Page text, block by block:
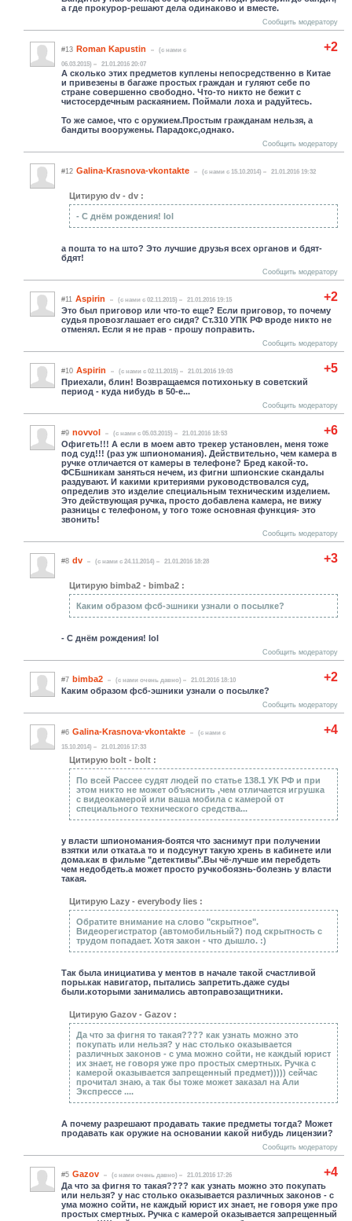
а где прокурор-решают дела одинаково и вместе.
Сообщить модератору
+2
#13 Roman Kapustin
(c нами с
06.03.2015)
21.01.2016 20:07
А сколько этих предметов куплены непосредственно в Китае
и привезены в багаже простых граждан и гуляют себе по
стране совершенно свободно. Что-то никто не бежит с
чистосердечным раскаянием. Поймали лоха и радуйтесь.
То же самое, что с оружием.Простым гражданам нельзя, а
бандиты вооружены. Парадокс,однако.
Сообщить модератору
#12 Galina-Krasnova-vkontakte (c нами с 15.10.2014) 21.01.2016 19:32
Цитирую dv - dv :
- С днём рождения! lol
а пошта то на што? Это лучшие друзья всех органов и бдят-
бдят!
Сообщить модератору
+2
#11 Aspirin (c нами с 02.11.2015) 21.01.2016 19:15
Это был приговор или что-то еще? Если приговор, то почему
судья провозглашает его сидя? Ст.310 УПК РФ вроде никто не
отменял. Если я не прав - прошу поправить.
Сообщить модератору
+5
#10 Aspirin (c нами с 02.11.2015) 21.01.2016 19:03
Приехали, блин! Возвращаемся потихоньку в советский
период - куда нибудь в 50-е...
Сообщить модератору
+6
#9 novvol (c нами с 05.03.2015) 21.01.2016 18:53
Офигеть!!! А если в моем авто трекер установлен, меня тоже
под суд!!! (раз уж шпиономания). Действительно, чем камера в
ручке отличается от камеры в телефоне? Бред какой-то.
ФСБшникам заняться нечем, из фигни шпионские скандалы
раздувают. И какими критериями руководствовался суд,
определив это изделие специальным техническим изделием.
Это действующая ручка, просто добавлена камера, не вижу
разницы с телефоном, у того тоже основная функция- это
звонить!
Сообщить модератору
+3
#8 dv (c нами с 24.11.2014) 21.01.2016 18:28
Цитирую bimba2 - bimba2 :
Каким образом фсб-эшники узнали о посылке?
- С днём рождения! lol
Сообщить модератору
+2
#7 bimba2 (c нами очень давно) 21.01.2016 18:10
Каким образом фсб-эшники узнали о посылке?
Сообщить модератору
+4
#6 Galina-Krasnova-vkontakte
(c нами с
15.10.2014)
21.01.2016 17:33
Цитирую bolt - bolt :
По всей Рассее судят людей по статье 138.1 УК РФ и при
этом никто не может объяснить ,чем отличается игрушка
с видеокамерой или ваша мобила с камерой от
специального технического средства...
у власти шпиономания-боятся что заснимут при получении
взятки или отката.а то и подсунут такую хрень в кабинете или
дома.как в фильме "детективы".Вы чё-лучше им перебдеть
чем недобдеть.а может просто ручкобоязнь-болезнь у власти
такая.
Цитирую Lazy - everybody lies :
Обратите внимание на слово "скрытное".
Видеорегистратор (автомобильный?) под скрытность с
трудом попадает. Хотя закон - что дышло. :)
Так была инициатива у ментов в начале такой счастливой
поры.как навигатор, пытались запретить.даже суды
были.которыми занимались автоправозащитники.
Цитирую Gazov - Gazov :
Да что за фигня то такая???? как узнать можно это
покупать или нельзя? у нас столько оказывается
различных законов - с ума можно сойти, не каждый юрист
их знает, не говоря уже про простых смертных. Ручка с
камерой оказывается запрещенный предмет))))) сейчас
прочитал знаю, а так бы тоже может заказал на Али
Экспрессе ....
А почему разрешают продавать такие предметы тогда? Может
продавать как оружие на основании какой нибудь лицензии?
Сообщить модератору
+4
#5 Gazov (c нами очень давно) 21.01.2016 17:26
Да что за фигня то такая???? как узнать можно это покупать
или нельзя? у нас столько оказывается различных законов - с
ума можно сойти, не каждый юрист их знает, не говоря уже про
простых смертных. Ручка с камерой оказывается запрещенный